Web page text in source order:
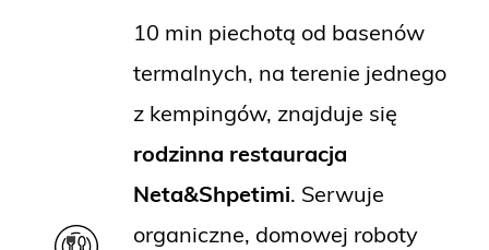
10 min piechotą od basenów
termalnych, na terenie jednego
z kempingów, znajduje się
rodzinna restauracja
Neta&Shpetimi. Serwuje
organiczne, domowej roboty